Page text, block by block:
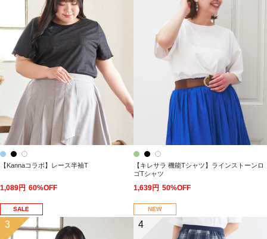
【Kannaコラボ】レース半袖T
1,089円 60%OFF
【キレサラ 機能Tシャツ】ラインストーンロ
ゴTシャツ
1,639円 50%OFF
SALE
3
NEW
4